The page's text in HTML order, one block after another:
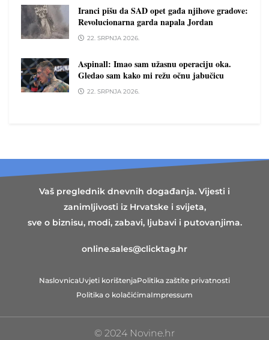
Iranci pišu da SAD opet gađa njihove gradove:
Revolucionarna garda napala Jordan
22. SRPNJA 2026.
Aspinall: Imao sam užasnu operaciju oka.
Gledao sam kako mi režu očnu jabučicu
22. SRPNJA 2026.
Vaš preglednik dnevnih događanja. Vijesti i
zanimljivosti iz Hrvatske i svijeta,
sve o biznisu, modi, zabavi, ljubavi i putovanjima.
online.sales@clicktag.hr
NaslovnicaUvjeti korištenjaPolitika zaštite privatnosti
Politika o kolačićimaImpressum
© 2024 Novine.hr